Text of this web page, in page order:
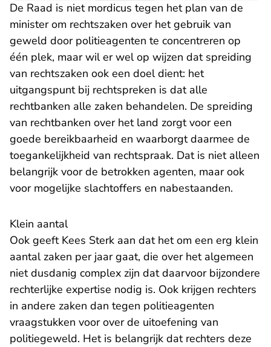
De Raad is niet mordicus tegen het plan van de
minister om rechtszaken over het gebruik van
geweld door politieagenten te concentreren op
één plek, maar wil er wel op wijzen dat spreiding
van rechtszaken ook een doel dient: het
uitgangspunt bij rechtspreken is dat alle
rechtbanken alle zaken behandelen. De spreiding
van rechtbanken over het land zorgt voor een
goede bereikbaarheid en waarborgt daarmee de
toegankelijkheid van rechtspraak. Dat is niet alleen
belangrijk voor de betrokken agenten, maar ook
voor mogelijke slachtoffers en nabestaanden.
Klein aantal
Ook geeft Kees Sterk aan dat het om een erg klein
aantal zaken per jaar gaat, die over het algemeen
niet dusdanig complex zijn dat daarvoor bijzondere
rechterlijke expertise nodig is. Ook krijgen rechters
in andere zaken dan tegen politieagenten
vraagstukken voor over de uitoefening van
politiegeweld. Het is belangrijk dat rechters deze